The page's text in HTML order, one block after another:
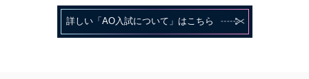
詳しい「AO入試について」はこちら